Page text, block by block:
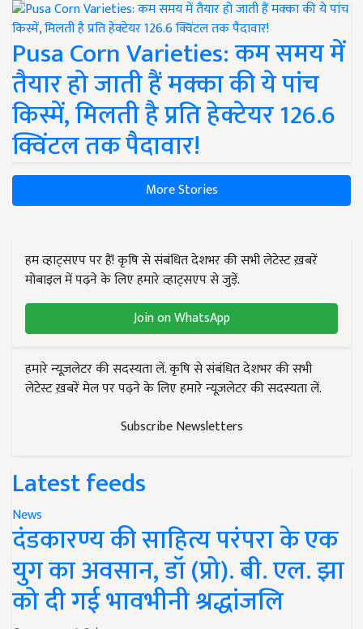
Pusa Corn Varieties: कम समय में
तैयार हो जाती हैं मक्का की ये पांच
किस्में, मिलती है प्रति हेक्टेयर 126.6
क्विंटल तक पैदावार!
More Stories
हम व्हाट्सएप पर हैं! कृषि से संबंधित देशभर की सभी लेटेस्ट ख़बरें
मोबाइल में पढ़ने के लिए हमारे व्हाट्सएप से जुड़ें.
Join on WhatsApp
हमारे न्यूज़लेटर की सदस्यता लें. कृषि से संबंधित देशभर की सभी
लेटेस्ट ख़बरें मेल पर पढ़ने के लिए हमारे न्यूज़लेटर की सदस्यता लें.
Subscribe Newsletters
Latest feeds
News
दंडकारण्य की साहित्य परंपरा के एक
युग का अवसान, डॉ (प्रो). बी. एल. झा
को दी गई भावभीनी श्रद्धांजलि